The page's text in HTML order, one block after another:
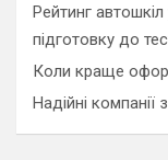
Рейтинг
підготовку до
Коли краще
Надійні компанії